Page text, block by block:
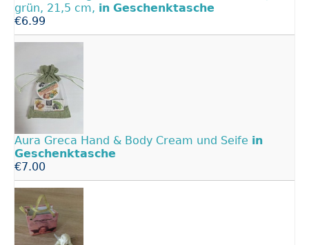
grün, 21,5 cm, in Geschenktasche
€6.99
Aura Greca Hand & Body Cream und Seife in
Geschenktasche
€7.00